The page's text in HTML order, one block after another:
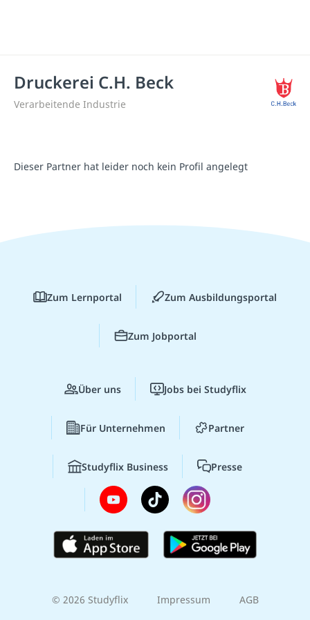
Druckerei C.H. Beck
Verarbeitende Industrie
Dieser Partner hat leider noch kein Profil angelegt
Zum Lernportal Zum Ausbildungsportal
Zum Jobportal
Über uns Jobs bei Studyflix
Für Unternehmen Partner
Studyflix Business Presse
© 2026 Studyflix Impressum AGB